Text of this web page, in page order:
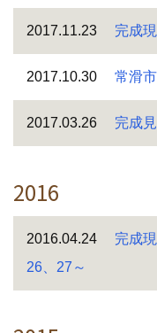
2017.11.23 完成
2017.10.30 常滑
2017.03.26 完成
2016
2016.04.24
完成
26、27～